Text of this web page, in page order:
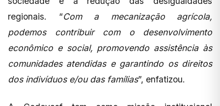
regionais. “Com a mecanização agrícola,
podemos contribuir com o desenvolvimento
econômico e social, promovendo assistência às
comunidades atendidas e garantindo os direitos
dos indivíduos e/ou das famílias”, enfatizou.